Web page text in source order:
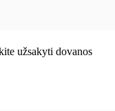
užsakyti dovanos